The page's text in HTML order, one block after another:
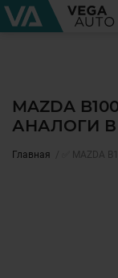
MAZDA
АНАЛОГИ
Главная ✅ MAZDA